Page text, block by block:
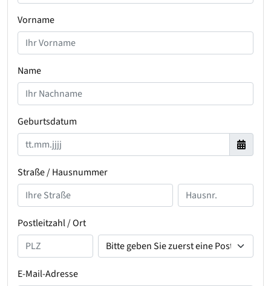
Vorname
Name
Geburtsdatum
Straße / Hausnummer
Postleitzahl / Ort
E-Mail-Adresse